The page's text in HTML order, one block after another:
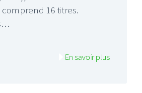
comprend 16 titres.
En savoir plus